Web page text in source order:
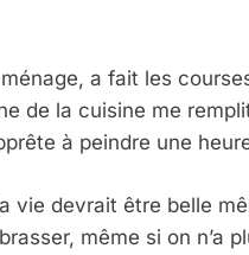
a fait les
de la cuisine me
à peindre une
vie devrait être belle
même si on